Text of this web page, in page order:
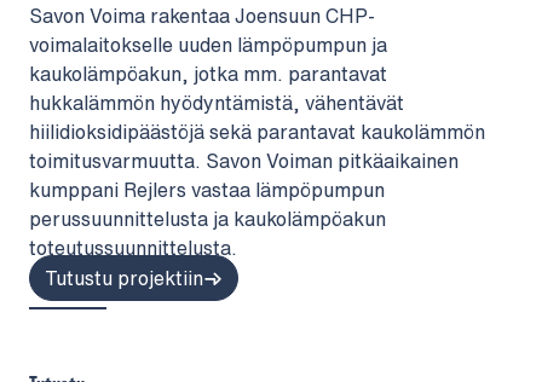
Savon Voima rakentaa Joensuun CHP-
voimalaitokselle uuden lämpöpumpun ja
kaukolämpöakun, jotka mm. parantavat
hukkalämmön hyödyntämistä, vähentävät
hiilidioksidipäästöjä sekä parantavat kaukolämmön
toimitusvarmuutta. Savon Voiman pitkäaikainen
kumppani Rejlers vastaa lämpöpumpun
perussuunnittelusta ja kaukolämpöakun
toteutussuunnittelusta.
Tutustu projektiin